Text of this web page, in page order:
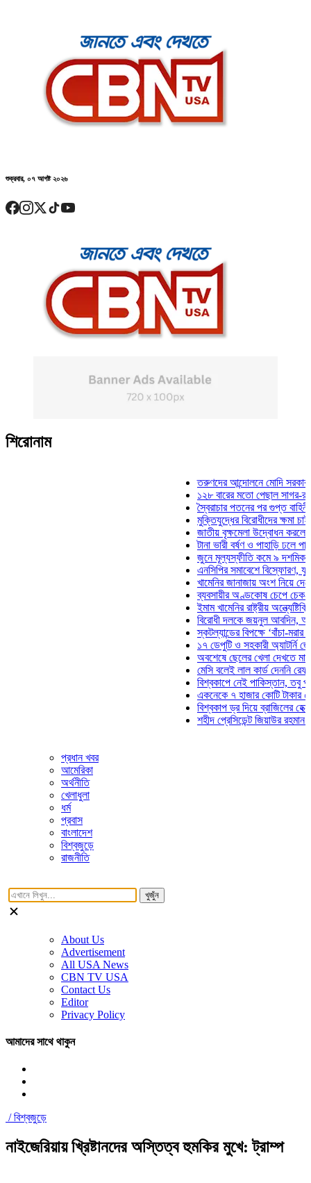
শুক্রবার, ০৭ আগষ্ট ২০২৬
শিরোনাম
তরুণদের আন্দোলনে মোদি সরকার দুর্বল
১২৮ বারের মতো পেছাল সাগর-রুনি
স্বৈরাচার পতনের পর গুপ্ত বাহিনীর
মুক্তিযুদ্ধের বিরোধীদের ক্ষমা চাইতে
জাতীয় বৃক্ষমেলা উদ্বোধন করলেন
টানা ভারী বর্ষণ ও পাহাড়ি ঢলে পানিবন্দি
জুনে মূল্যস্ফীতি কমে ৯ দশমিক ১৬
এনসিপির সমাবেশে বিস্ফোরণ,
খামেনির জানাজায় অংশ নিয়ে দেশে
ব্যবসায়ীর অণ্ডকোষ চেপে চেক-
ইমাম খামেনির রাষ্ট্রীয়
বিরোধী দলকে জয়নুল আবদিন, আপনারা
স্কটল্যান্ডের বিপক্ষে ‘বাঁচা-মরার
১৭ ডেপুটি ও সহকারী অ্যাটর্নি
অবশেষে ছেলের খেলা দেখতে মাঠে
মেসি বলেই লাল কার্ড দেননি রেফারি!
বিশ্বকাপে নেই পাকিস্তান, তবু
একনেকে ৭ হাজার কোটি টাকার ৫
বিশ্বকাপ ড্র দিয়ে ব্রাজিলের হেক্সা
শহীদ প্রেসিডেন্ট জিয়াউর রহমান
প্রধান খবর
আমেরিকা
অর্থনীতি
খেলাধুলা
ধর্ম
প্রবাস
বাংলাদেশ
বিশ্বজুড়ে
রাজনীতি
খুজুঁন
About Us
Advertisement
All USA News
CBN TV USA
Contact Us
Editor
Privacy Policy
আমাদের সাথে থাকুন
/বিশ্বজুড়ে
নাইজেরিয়ায় খ্রিষ্টানদের অস্তিত্ব হুমকির মুখে: ট্রাম্প